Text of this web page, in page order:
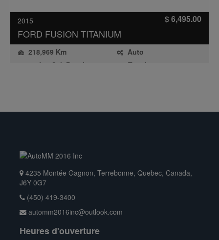
2015 $ 6,495.00
FORD FUSION TITANIUM
218,969 Km
Auto
2.0L 4 Cyl. Premium
Traction avant
NOUVEAU
4235 Montée Gagnon, Terrebonne, Quebec, Canada,
J6Y 0G7
(450) 419-3400
automm2016inc@outlook.com
Heures d'ouverture